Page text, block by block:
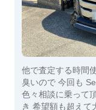
他で査定する時間
臭いので 今回も
色々相談に乗って
き 希望額も超えて